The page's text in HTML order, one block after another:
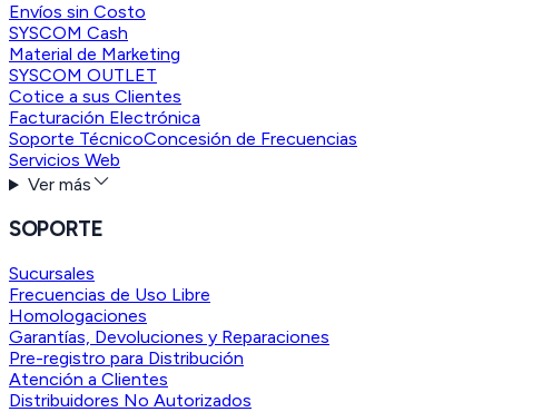
Envíos sin Costo
SYSCOM Cash
Material de Marketing
SYSCOM OUTLET
Cotice a sus Clientes
Facturación Electrónica
Soporte TécnicoConcesión de Frecuencias
Servicios Web
Ver más
SOPORTE
Sucursales
Frecuencias de Uso Libre
Homologaciones
Garantías, Devoluciones y Reparaciones
Pre-registro para Distribución
Atención a Clientes
Distribuidores No Autorizados